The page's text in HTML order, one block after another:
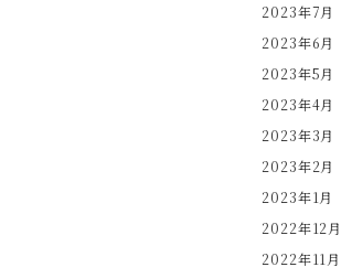
2023年7月
2023年6月
2023年5月
2023年4月
2023年3月
2023年2月
2023年1月
2022年12月
2022年11月